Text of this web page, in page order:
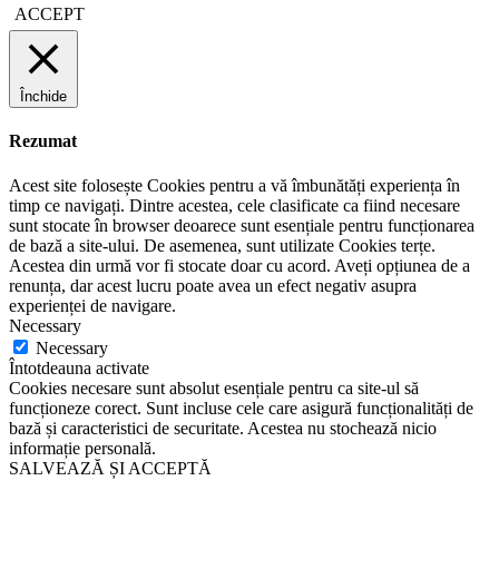
ACCEPT
Închide
Rezumat
Acest site folosește Cookies pentru a vă îmbunătăți experiența în
timp ce navigați. Dintre acestea, cele clasificate ca fiind necesare
sunt stocate în browser deoarece sunt esențiale pentru funcționarea
de bază a site-ului. De asemenea, sunt utilizate Cookies terțe.
Acestea din urmă vor fi stocate doar cu acord. Aveți opțiunea de a
renunța, dar acest lucru poate avea un efect negativ asupra
experienței de navigare.
Necessary
Necessary
Întotdeauna activate
Cookies necesare sunt absolut esențiale pentru ca site-ul să
funcționeze corect. Sunt incluse cele care asigură funcționalități de
bază și caracteristici de securitate. Acestea nu stochează nicio
informație personală.
SALVEAZĂ ȘI ACCEPTĂ